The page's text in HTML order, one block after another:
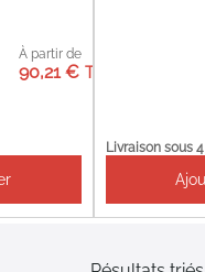
À partir de
90,21 €
Livraison sous